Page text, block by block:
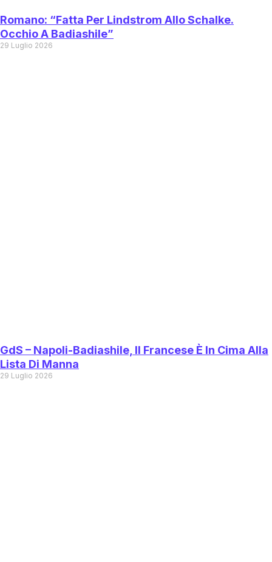
Romano: “Fatta Per Lindstrom Allo Schalke.
Occhio A Badiashile”
29 Luglio 2026
GdS – Napoli-Badiashile, Il Francese È In Cima Alla
Lista Di Manna
29 Luglio 2026